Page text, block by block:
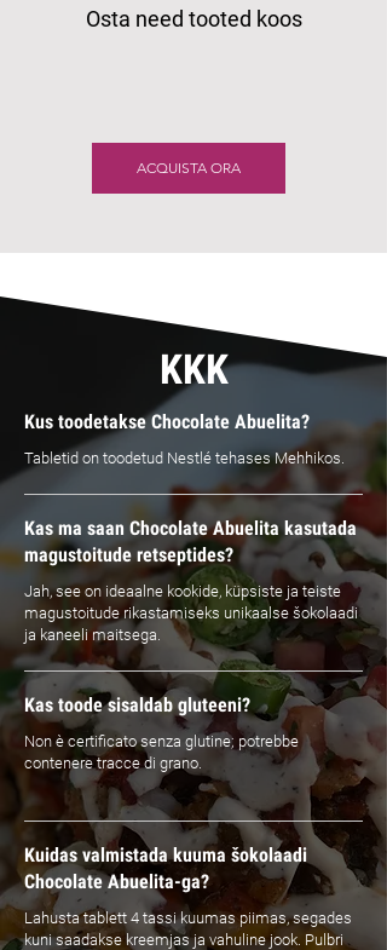
Osta need tooted koos
ACQUISTA ORA
KKK
Kus toodetakse Chocolate Abuelita?
Tabletid on toodetud Nestlé tehases Mehhikos.
Kas ma saan Chocolate Abuelita kasutada
magustoitude retseptides?
Jah, see on ideaalne kookide, küpsiste ja teiste
magustoitude rikastamiseks unikaalse šokolaadi
ja kaneeli maitsega.
Kas toode sisaldab gluteeni?
Non è certificato senza glutine; potrebbe
contenere tracce di grano.
Kuidas valmistada kuuma šokolaadi
Chocolate Abuelita-ga?
Lahusta tablett 4 tassi kuumas piimas, segades
kuni saadakse kreemjas ja vahuline jook. Pulbri